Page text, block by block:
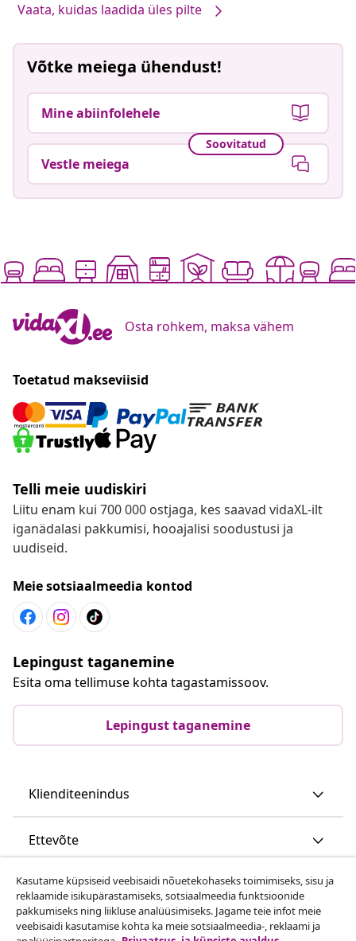
Vaata, kuidas laadida üles pilte
Võtke meiega ühendust!
Mine abiinfolehele
Soovitatud
Vestle meiega
Osta rohkem, maksa vähem
Toetatud makseviisid
Telli meie uudiskiri
Liitu enam kui 700 000 ostjaga, kes saavad vidaXL-ilt
iganädalasi pakkumisi, hooajalisi soodustusi ja
uudiseid.
Meie sotsiaalmeedia kontod
Lepingust taganemine
Esita oma tellimuse kohta tagastamissoov.
Lepingust taganemine
Klienditeenindus
Ettevõte
vidaXL
Vaata rohkem
Kasutame küpsiseid veebisaidi nõuetekohaseks toimimiseks, sisu ja
reklaamide isikupärastamiseks, sotsiaalmeedia funktsioonide
pakkumiseks ning liikluse analüüsimiseks. Jagame teie infot meie
veebisaidi kasutamise kohta ka meie sotsiaalmeedia-, reklaami ja